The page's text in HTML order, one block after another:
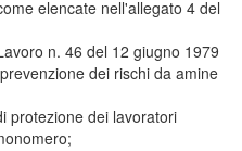
elencate nell'allegato 4 del
n. 46 del 12 giugno 1979
dei rischi da amine
protezione dei lavoratori